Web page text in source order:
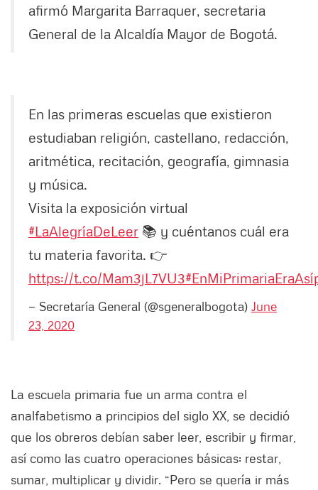
afirmó Margarita Barraquer, secretaria
General de la Alcaldía Mayor de Bogotá.
En las primeras escuelas que existieron
estudiaban religión, castellano, redacción,
aritmética, recitación, geografía, gimnasia
y música.
Visita la exposición virtual
#LaAlegríaDeLeer 📚 y cuéntanos cuál era
tu materia favorita. 👉
https://t.co/Mam3jL7VU3#EnMiPrimariaEraAsí
— Secretaría General (@sgeneralbogota) June
23, 2020
La escuela primaria fue un arma contra el
analfabetismo a principios del siglo XX, se decidió
que los obreros debían saber leer, escribir y firmar,
así como las cuatro operaciones básicas: restar,
sumar, multiplicar y dividir. “Pero se quería ir más